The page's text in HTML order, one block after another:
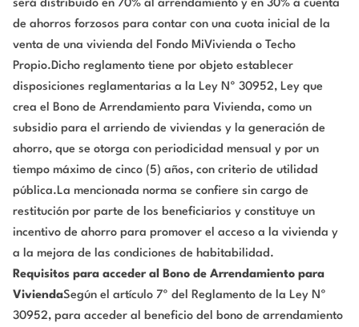
será distribuido en 70% al arrendamiento y en 30% a cuenta
de ahorros forzosos para contar con una cuota inicial de la
venta de una vivienda del Fondo MiVivienda o Techo
Propio.Dicho reglamento tiene por objeto establecer
disposiciones reglamentarias a la Ley Nº 30952, Ley que
crea el Bono de Arrendamiento para Vivienda, como un
subsidio para el arriendo de viviendas y la generación de
ahorro, que se otorga con periodicidad mensual y por un
tiempo máximo de cinco (5) años, con criterio de utilidad
pública.La mencionada norma se confiere sin cargo de
restitución por parte de los beneficiarios y constituye un
incentivo de ahorro para promover el acceso a la vivienda y
a la mejora de las condiciones de habitabilidad.
Requisitos para acceder al Bono de Arrendamiento para
ViviendaSegún el artículo 7º del Reglamento de la Ley Nº
30952, para acceder al beneficio del bono de arrendamiento